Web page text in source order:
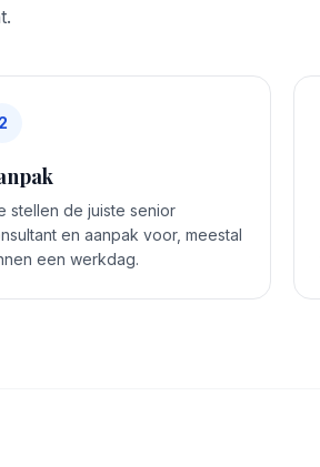
2
stellen de juiste senior
en aanpak voor, meestal
een werkdag.